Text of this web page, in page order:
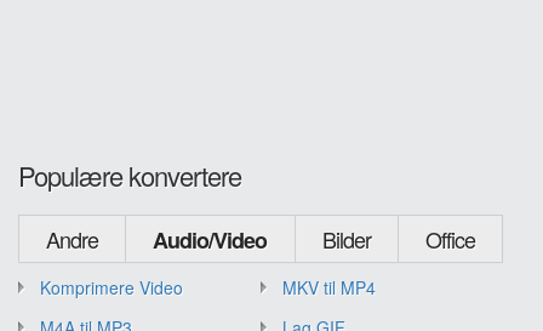
Populære konvertere
Andre Audio/Video Bilder Office
Komprimere Video
MKV til MP4